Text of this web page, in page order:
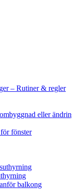
– Rutiner & regler
eller
fönster
balkong